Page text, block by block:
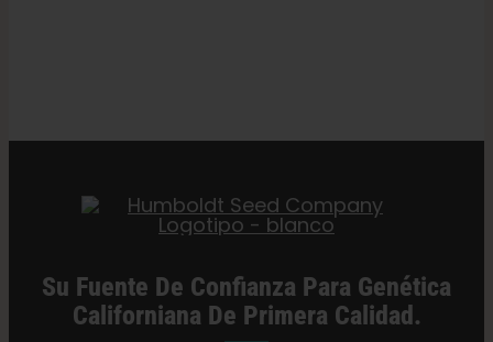
Su Fuente De Confianza Para Genética
Californiana De Primera Calidad.